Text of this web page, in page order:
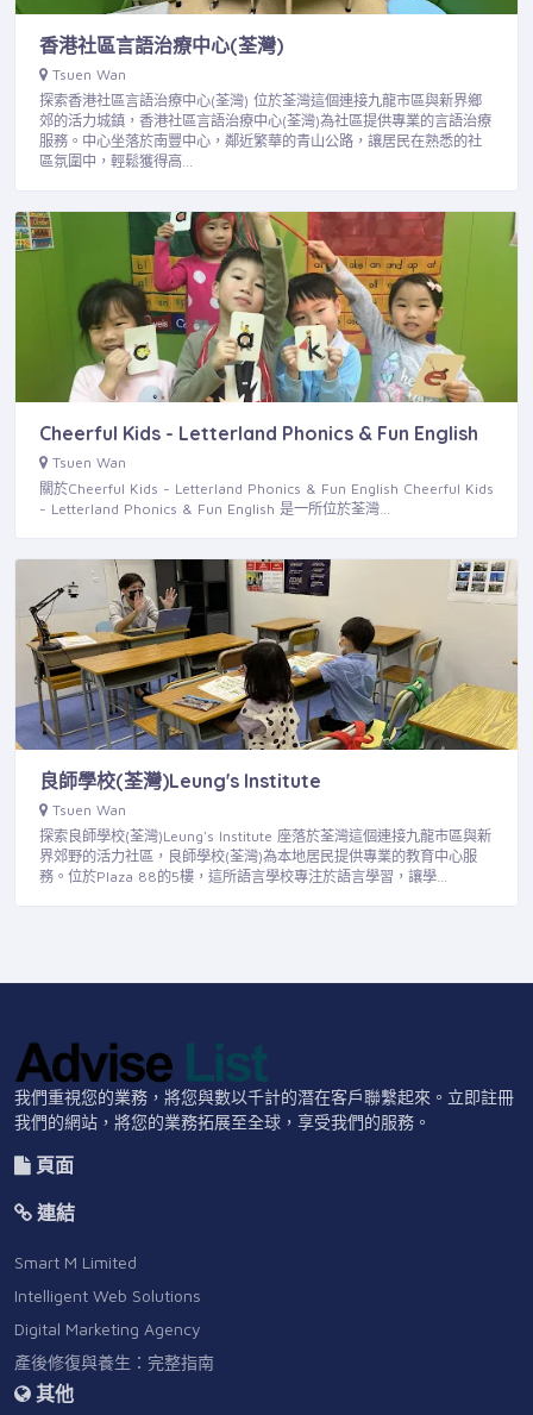
香港社區言語治療中心(荃灣)
Tsuen Wan
探索香港社區言語治療中心(荃灣) 位於荃灣這個連接九龍市區與新界鄉
郊的活力城鎮，香港社區言語治療中心(荃灣)為社區提供專業的言語治療
服務。中心坐落於南豐中心，鄰近繁華的青山公路，讓居民在熟悉的社
區氛圍中，輕鬆獲得高…
Cheerful Kids - Letterland Phonics & Fun English
Tsuen Wan
關於Cheerful Kids - Letterland Phonics & Fun English Cheerful Kids
- Letterland Phonics & Fun English 是一所位於荃灣…
良師學校(荃灣)Leung's Institute
Tsuen Wan
探索良師學校(荃灣)Leung's Institute 座落於荃灣這個連接九龍市區與新
界郊野的活力社區，良師學校(荃灣)為本地居民提供專業的教育中心服
務。位於Plaza 88的5樓，這所語言學校專注於語言學習，讓學…
我們重視您的業務，將您與數以千計的潛在客戶聯繫起來。立即註冊
我們的網站，將您的業務拓展至全球，享受我們的服務。
頁面
連結
Smart M Limited
Intelligent Web Solutions
Digital Marketing Agency
產後修復與養生：完整指南
其他